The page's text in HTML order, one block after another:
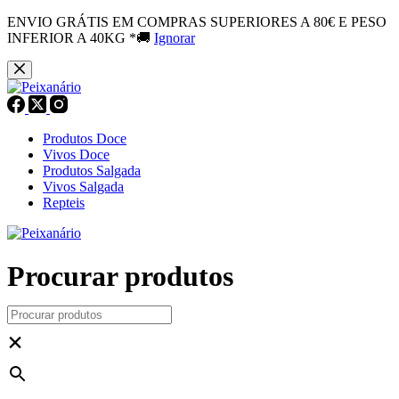
ENVIO GRÁTIS EM COMPRAS SUPERIORES A 80€ E PESO
INFERIOR A 40KG *🚚 Ignorar
Pular
para
o
conteúdo
Produtos Doce
Vivos Doce
Produtos Salgada
Vivos Salgada
Repteis
Procurar produtos
×